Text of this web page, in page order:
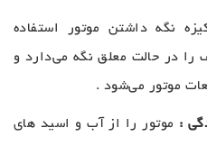
نگه داشتن موتور استفاده
را در حالت معلق نگه می‌دارد و
موتور می‌شود .
: موتور را از آب و اسید های